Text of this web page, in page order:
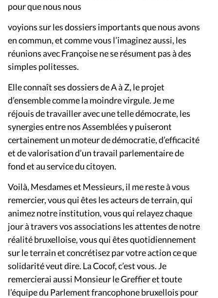
pour que nous nous
voyions sur les dossiers importants que nous avons
en commun, et comme vous l’imaginez aussi, les
réunions avec Françoise ne se résument pas à des
simples politesses.
Elle connaît ses dossiers de A à Z, le projet
d’ensemble comme la moindre virgule. Je me
réjouis de travailler avec une telle démocrate, les
synergies entre nos Assemblées y puiseront
certainement un moteur de démocratie, d’efficacité
et de valorisation d’un travail parlementaire de
fond et au service du citoyen.
Voilà, Mesdames et Messieurs, il me reste à vous
remercier, vous qui êtes les acteurs de terrain, qui
animez notre institution, vous qui relayez chaque
jour à travers vos associations les attentes de notre
réalité bruxelloise, vous qui êtes quotidiennement
sur le terrain et concrétisez par votre action ce que
solidarité veut dire. La Cocof, c’est vous. Je
remercierai aussi Monsieur le Greffier et toute
l’équipe du Parlement francophone bruxellois pour